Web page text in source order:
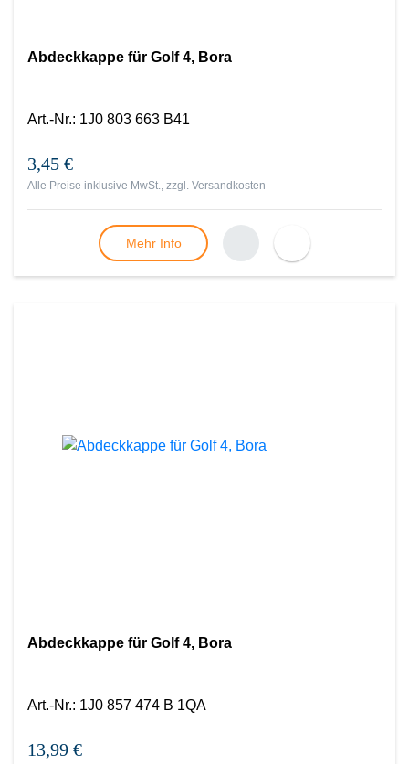
Abdeckkappe für Golf 4, Bora
Art.-Nr.: 1J0 803 663 B41
3,45 €
Alle Preise inklusive MwSt., zzgl. Versandkosten
Mehr Info
Abdeckkappe für Golf 4, Bora
Art.-Nr.: 1J0 857 474 B 1QA
13,99 €